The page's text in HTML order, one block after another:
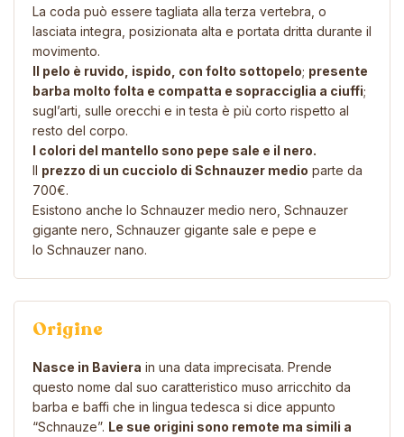
La coda può essere tagliata alla terza vertebra, o
lasciata integra, posizionata alta e portata dritta durante il
movimento.
Il pelo è ruvido, ispido, con folto sottopelo; presente
barba molto folta e compatta e sopracciglia a ciuffi;
sugl’arti, sulle orecchi e in testa è più corto rispetto al
resto del corpo.
I colori del mantello sono pepe sale e il nero.
Il prezzo di un cucciolo di Schnauzer medio parte da
700€.
Esistono anche lo Schnauzer medio nero Schnauzer
gigante nero Schnauzer gigante sale e pepe e
lo Schnauzer nano.
Origine
Nasce in Baviera in una data imprecisata. Prende
questo nome dal suo caratteristico muso arricchito da
barba e baffi che in lingua tedesca si dice appunto
“Schnauze”. Le sue origini sono remote ma simili a